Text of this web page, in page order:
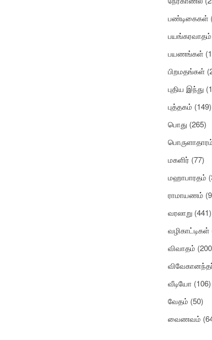
பண்டிகைகள்
பயங்கரவாதம்
பயணங்கள்
பிறமதங்கள்
புதிய இந்து
புத்தகம் (149)
பொது (265)
மகளிர் (77)
மஹாபாரதம்
ராமாயணம்
வரலாறு (441)
வழிகாட்டிகள்
விவாதம்
வீடியோ (106)
வேதம் (50)
வைணவம்